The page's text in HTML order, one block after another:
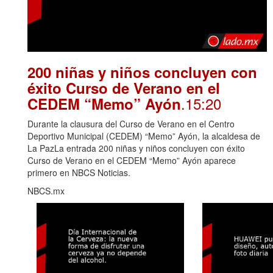
200 niñas y niños concluyen con
éxito Curso de Verano en el
CEDEM “Memo” Ayón.15:20
Durante la clausura del Curso de Verano en el Centro
Deportivo Municipal (CEDEM) “Memo” Ayón, la alcaldesa de
La PazLa entrada 200 niñas y niños concluyen con éxito
Curso de Verano en el CEDEM “Memo” Ayón aparece
primero en NBCS Noticias.
NBCS.mx